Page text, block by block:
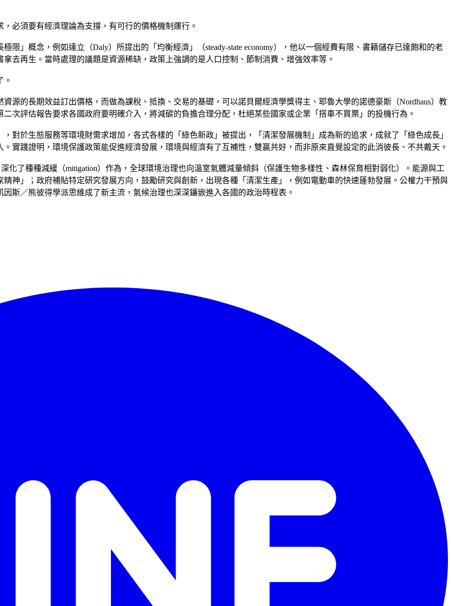
必須要有經濟理論為支撐，有可行的價格機制運行。
限」概念，例如達立（Daly）所提出的「均衡經濟」（steady-state economy），他以一個經費有限、書籍儲存已達飽和的老
去再生。當時處理的議題是資源稀缺，政策上強調的是人口控制、節制消費、增強效率等。
。
源的長期效益訂出價格，而做為課稅、抵換、交易的基礎，可以諾貝爾經濟學獎得主、耶魯大學的諾德豪斯（Nordhaus）教
次評估報告要求各國政府要明確介入，將減碳的負擔合理分配，杜絕某些國家或企業「搭車不買票」的投機行為。
對於生態服務等環境財需求增加，各式各樣的「綠色新政」被提出，「清潔發展機制」成為新的追求，成就了「綠色成長」
實踐證明，環境保護政策能促進經濟發展，環境與經濟有了互補性，雙贏共好，而非原來直覺設定的此消彼長、不共戴天。
化了種種減緩（mitigation）作為，全球環境治理也向溫室氣體減量傾斜（保護生物多樣性、森林保育相對弱化）。能源與工
神」；政府補貼特定研究發展方向，鼓勵研究與創新，出現各種「清潔生產」，例如電動車的快速蓬勃發展。公權力干預與
斯／熊彼得學派思維成了新主流，氣候治理也深深鑲嵌進入各國的政治時程表。